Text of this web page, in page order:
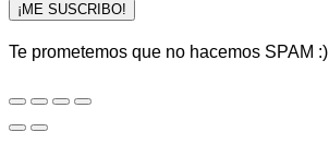
¡ME SUSCRIBO!
Te prometemos que no hacemos SPAM :)